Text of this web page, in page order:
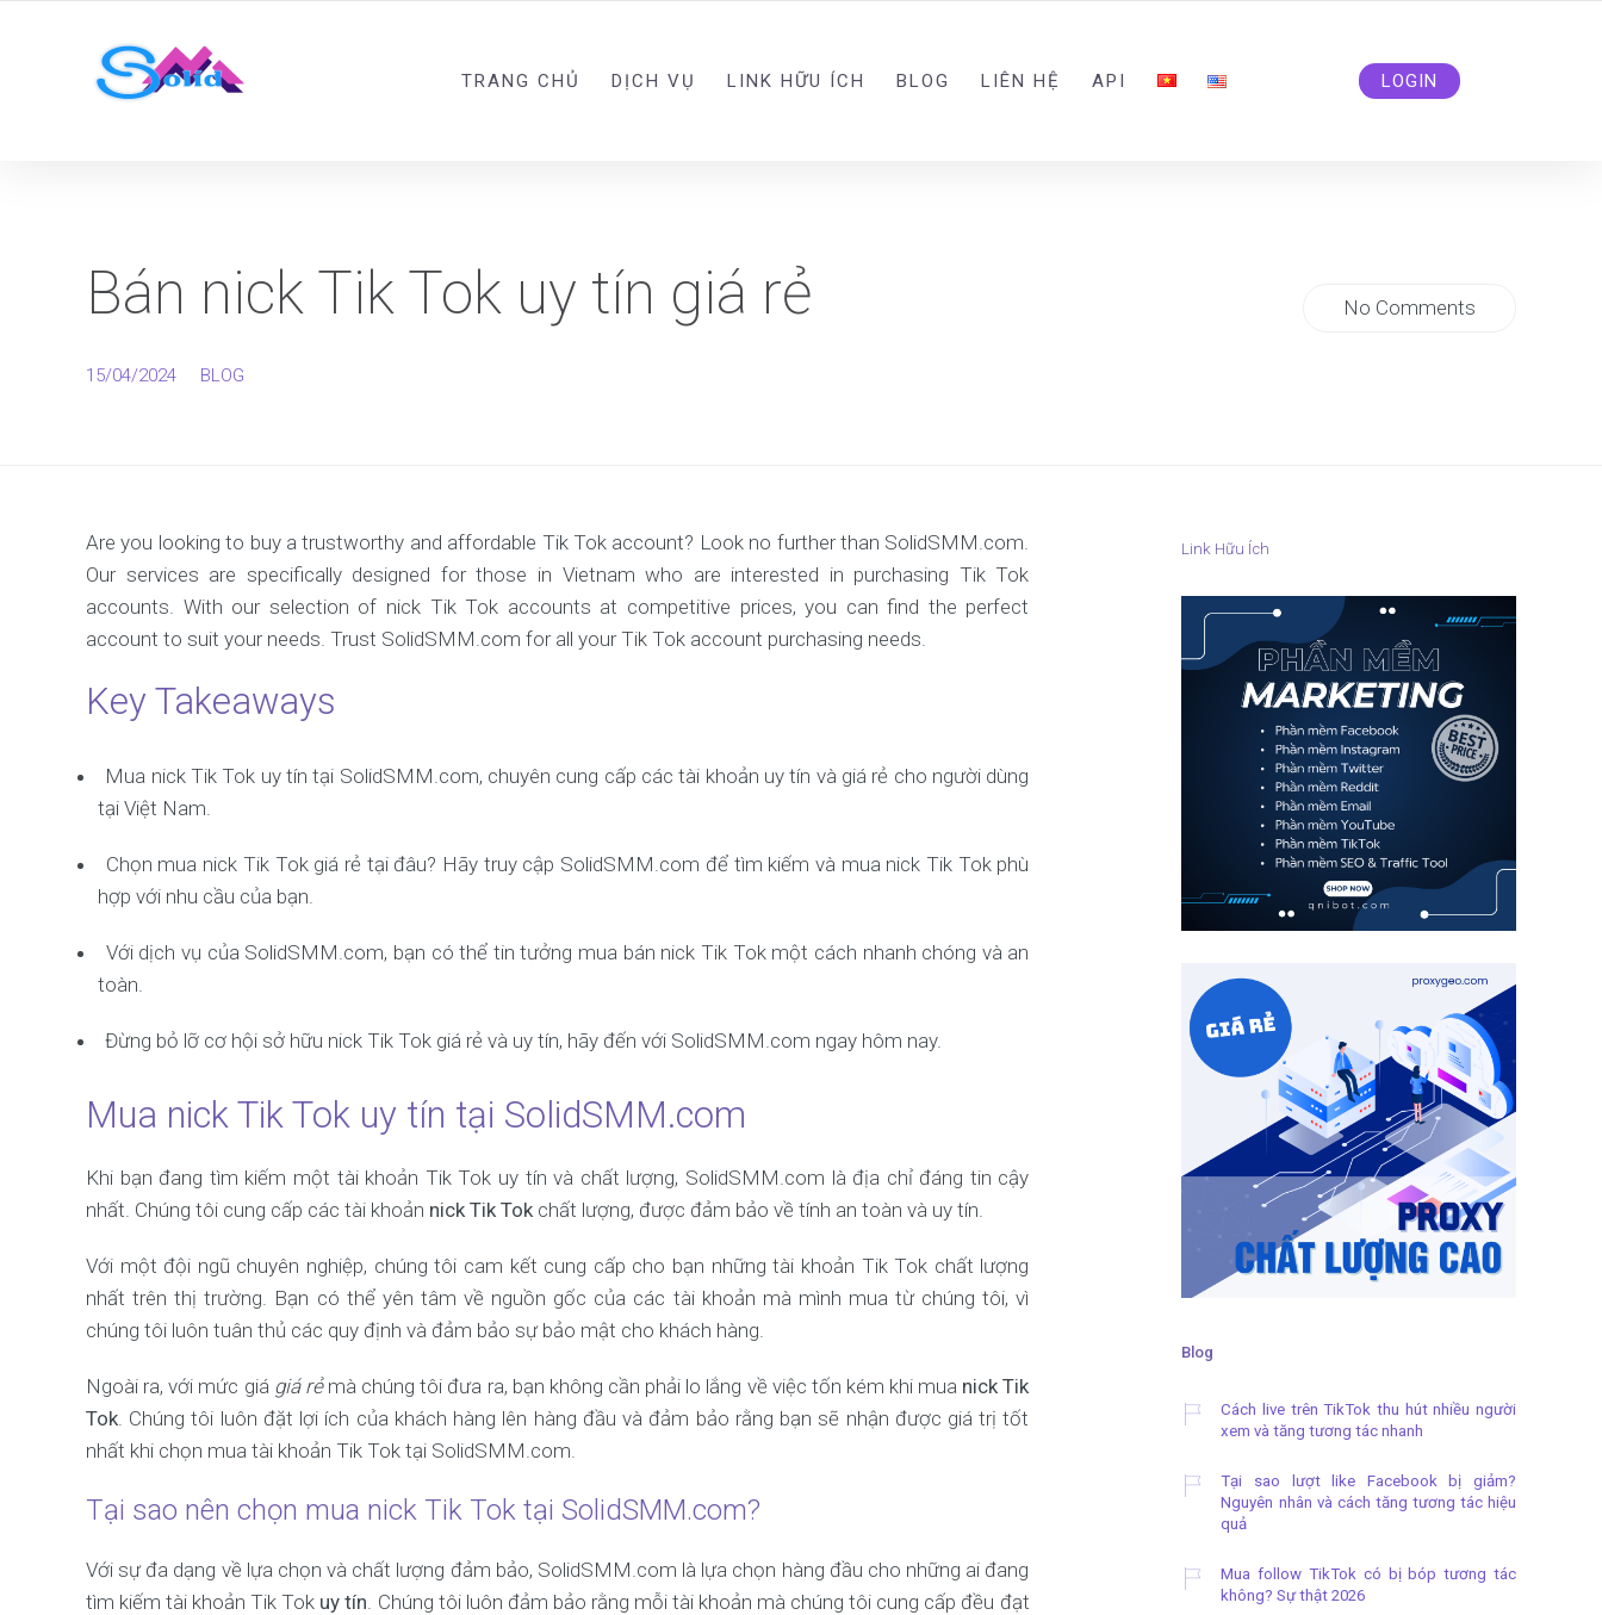
TRANG CHỦ DỊCH VỤ LINK HỮU ÍCH BLOG LIÊN HỆ API LOGIN
Bán nick Tik Tok uy tín giá rẻ
15/04/2024 BLOG
No Comments
Are you looking to buy a trustworthy and affordable Tik Tok account? Look no further than SolidSMM.com.
Our services are specifically designed for those in Vietnam who are interested in purchasing Tik Tok
accounts. With our selection of nick Tik Tok accounts at competitive prices, you can find the perfect
account to suit your needs. Trust SolidSMM.com for all your Tik Tok account purchasing needs.
Key Takeaways
Mua nick Tik Tok uy tín tại SolidSMM.com, chuyên cung cấp các tài khoản uy tín và giá rẻ cho người dùng
tại Việt Nam.
Chọn mua nick Tik Tok giá rẻ tại đâu? Hãy truy cập SolidSMM.com để tìm kiếm và mua nick Tik Tok phù
hợp với nhu cầu của bạn.
Với dịch vụ của SolidSMM.com, bạn có thể tin tưởng mua bán nick Tik Tok một cách nhanh chóng và an
toàn.
Đừng bỏ lỡ cơ hội sở hữu nick Tik Tok giá rẻ và uy tín, hãy đến với SolidSMM.com ngay hôm nay.
Mua nick Tik Tok uy tín tại SolidSMM.com
Khi bạn đang tìm kiếm một tài khoản Tik Tok uy tín và chất lượng, SolidSMM.com là địa chỉ đáng tin cậy
nhất. Chúng tôi cung cấp các tài khoản nick Tik Tok chất lượng, được đảm bảo về tính an toàn và uy tín.
Với một đội ngũ chuyên nghiệp, chúng tôi cam kết cung cấp cho bạn những tài khoản Tik Tok chất lượng
nhất trên thị trường. Bạn có thể yên tâm về nguồn gốc của các tài khoản mà mình mua từ chúng tôi, vì
chúng tôi luôn tuân thủ các quy định và đảm bảo sự bảo mật cho khách hàng.
Ngoài ra, với mức giá giá rẻmà chúng tôi đưa ra, bạn không cần phải lo lắng về việc tốn kém khi mua nick Tik
Tok. Chúng tôi luôn đặt lợi ích của khách hàng lên hàng đầu và đảm bảo rằng bạn sẽ nhận được giá trị tốt
nhất khi chọn mua tài khoản Tik Tok tại SolidSMM.com.
Tại sao nên chọn mua nick Tik Tok tại SolidSMM.com?
Với sự đa dạng về lựa chọn và chất lượng đảm bảo, SolidSMM.com là lựa chọn hàng đầu cho những ai đang
tìm kiếm tài khoản Tik Tok uy tín. Chúng tôi luôn đảm bảo rằng mỗi tài khoản mà chúng tôi cung cấp đều đạt
Link Hữu Ích
Blog
Cách live trên TikTok thu hút nhiều người
xem và tăng tương tác nhanh
Tại sao lượt like Facebook bị giảm?
Nguyên nhân và cách tăng tương tác hiệu
quả
Mua follow TikTok có bị bóp tương tác
không? Sự thật 2026